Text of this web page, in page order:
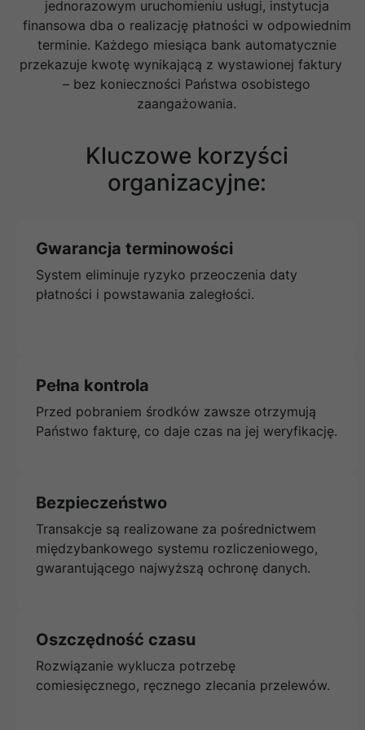
jednorazowym uruchomieniu usługi, instytucja
finansowa dba o realizację płatności w odpowiednim
terminie. Każdego miesiąca bank automatycznie
przekazuje kwotę wynikającą z wystawionej faktury
– bez konieczności Państwa osobistego
zaangażowania.
Kluczowe korzyści
organizacyjne:
Gwarancja terminowości
System eliminuje ryzyko przeoczenia daty
płatności i powstawania zaległości.
Pełna kontrola
Przed pobraniem środków zawsze otrzymują
Państwo fakturę, co daje czas na jej weryfikację.
Bezpieczeństwo
Transakcje są realizowane za pośrednictwem
międzybankowego systemu rozliczeniowego,
gwarantującego najwyższą ochronę danych.
Oszczędność czasu
Rozwiązanie wyklucza potrzebę
comiesięcznego, ręcznego zlecania przelewów.